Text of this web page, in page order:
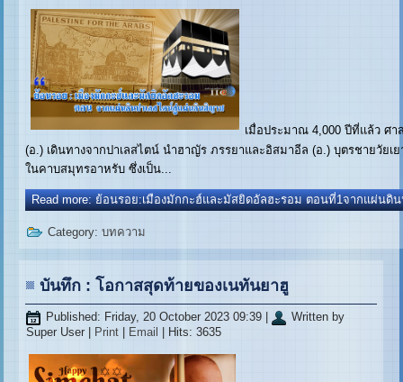
เมื่อประมาณ 4,000 ปีที่แล้ว ศ
(อ.) เดินทางจากปาเลสไตน์ นำฮาญัร ภรรยาและอิสมาอีล (อ.) บุตรชายวัย
ในคาบสมุทรอาหรับ ซึ่งเป็น...
Read more: ย้อนรอย:เมืองมักกะฮ์และมัสยิดอัลฮะรอม ตอนที่1จากแผ่นดิ
Category:บทความ
บันทึก : โอกาสสุดท้ายของเนทันยาฮู
Published: Friday, 20 October 2023 09:39
Written by
Super User
Print Email | Hits: 3635